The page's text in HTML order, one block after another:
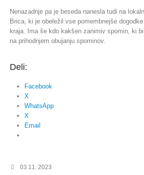
Nenazadnje pa je beseda nanesla tudi na
Brica, ki je obeležil vse pomembnejše
kraja. Ima še kdo kakšen zanimiv spomin, ki
na prihodnjem obujanju spominov.
Deli:
Facebook
X
WhatsApp
X
Email
03.11. 2023